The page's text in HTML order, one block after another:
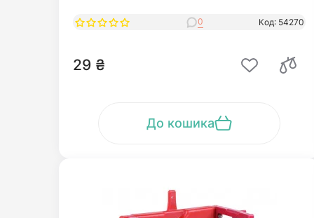
0 Код: 54270
29 ₴
До кошика